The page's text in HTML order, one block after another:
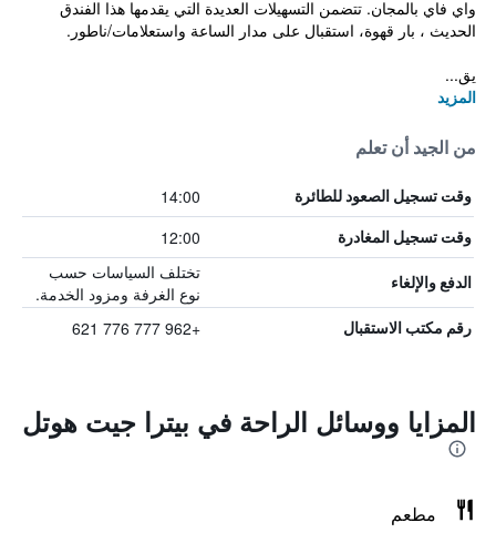
واي فاي بالمجان. تتضمن التسهيلات العديدة التي يقدمها هذا الفندق
الحديث ، بار قهوة، استقبال على مدار الساعة واستعلامات/ناطور.
يق...
المزيد
من الجيد أن تعلم
وقت تسجيل الصعود للطائرة 14:00
وقت تسجيل المغادرة 12:00
الدفع والإلغاء
تختلف السياسات حسب
نوع الغرفة ومزود الخدمة.
رقم مكتب الاستقبال +962 777 776 621
المزايا ووسائل الراحة في بيترا جيت هوتل
مطعم